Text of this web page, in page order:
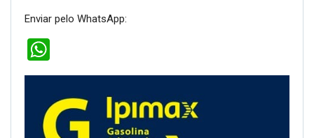
Enviar pelo WhatsApp: